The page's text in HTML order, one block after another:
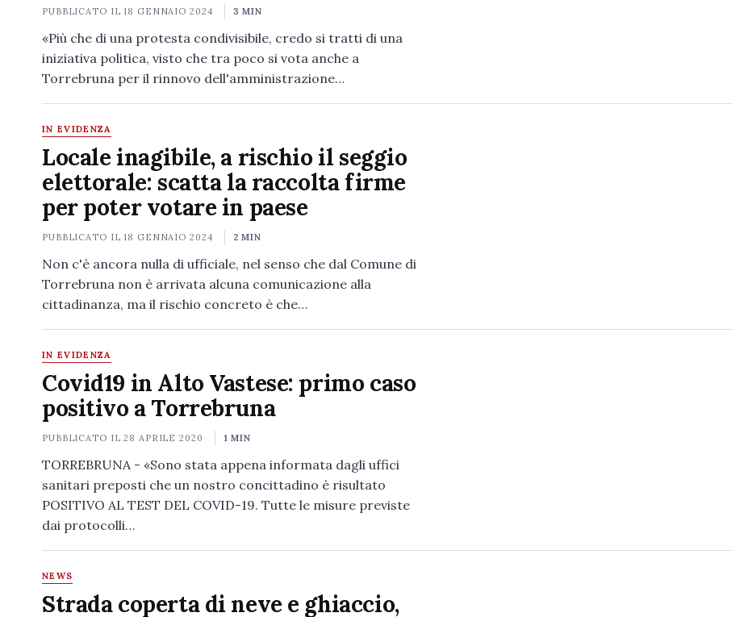
PUBBLICATO IL18 GENNAIO 2024 3 MIN
«Più che di una protesta condivisibile, credo si tratti di una
iniziativa politica, visto che tra poco si vota anche a
Torrebruna per il rinnovo dell'amministrazione…
IN EVIDENZA
Locale inagibile, a rischio il seggio
elettorale: scatta la raccolta firme
per poter votare in paese
PUBBLICATO IL18 GENNAIO 2024 2 MIN
Non c'è ancora nulla di ufficiale, nel senso che dal Comune di
Torrebruna non è arrivata alcuna comunicazione alla
cittadinanza, ma il rischio concreto è che…
IN EVIDENZA
Covid19 in Alto Vastese: primo caso
positivo a Torrebruna
PUBBLICATO IL28 APRILE 2020 1 MIN
TORREBRUNA - «Sono stata appena informata dagli uffici
sanitari preposti che un nostro concittadino è risultato
POSITIVO AL TEST DEL COVID-19. Tutte le misure previste
dai protocolli…
NEWS
Strada coperta di neve e ghiaccio,